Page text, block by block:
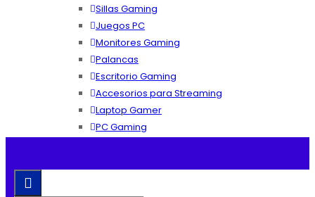
Sillas Gaming
Juegos PC
Monitores Gaming
Palancas
Escritorio Gaming
Accesorios para Streaming
Laptop Gamer
PC Gaming